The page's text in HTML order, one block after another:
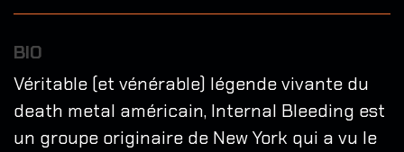
BIO
Véritable (et vénérable) légende vivante du
death metal américain, Internal Bleeding est
un groupe originaire de New York qui a vu le